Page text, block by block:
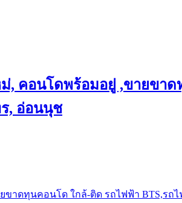
, คอนโดพร้อมอยู่ ,ขายขา
, อ่อนนุช
าดทุนคอนโด ใกล้-ติด รถไฟฟ้า BTS,รถ